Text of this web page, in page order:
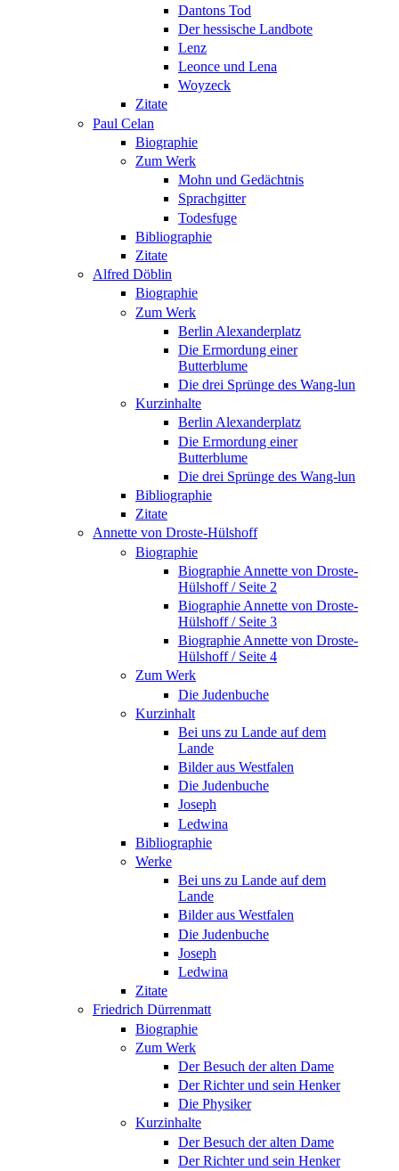
Dantons Tod
Der hessische Landbote
Lenz
Leonce und Lena
Woyzeck
Zitate
Paul Celan
Biographie
Zum Werk
Mohn und Gedächtnis
Sprachgitter
Todesfuge
Bibliographie
Zitate
Alfred Döblin
Biographie
Zum Werk
Berlin Alexanderplatz
Die Ermordung einer
Butterblume
Die drei Sprünge des Wang-lun
Kurzinhalte
Berlin Alexanderplatz
Die Ermordung einer
Butterblume
Die drei Sprünge des Wang-lun
Bibliographie
Zitate
Annette von Droste-Hülshoff
Biographie
Biographie Annette von Droste-
Hülshoff / Seite 2
Biographie Annette von Droste-
Hülshoff / Seite 3
Biographie Annette von Droste-
Hülshoff / Seite 4
Zum Werk
Die Judenbuche
Kurzinhalt
Bei uns zu Lande auf dem
Lande
Bilder aus Westfalen
Die Judenbuche
Joseph
Ledwina
Bibliographie
Werke
Bei uns zu Lande auf dem
Lande
Bilder aus Westfalen
Die Judenbuche
Joseph
Ledwina
Zitate
Friedrich Dürrenmatt
Biographie
Zum Werk
Der Besuch der alten Dame
Der Richter und sein Henker
Die Physiker
Kurzinhalte
Der Besuch der alten Dame
Der Richter und sein Henker